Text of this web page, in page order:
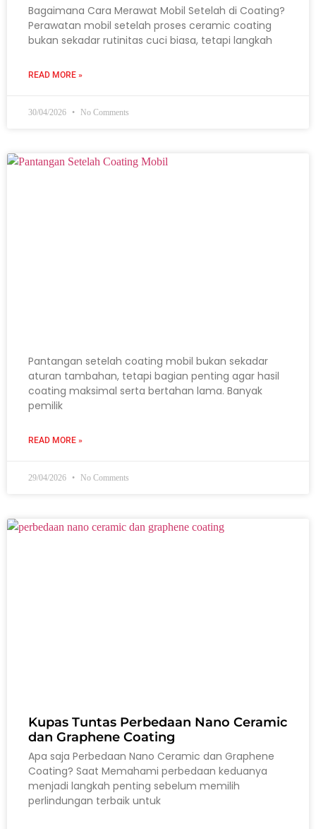
Bagaimana Cara Merawat Mobil Setelah di Coating?
Perawatan mobil setelah proses ceramic coating
bukan sekadar rutinitas cuci biasa, tetapi langkah
READ MORE »
30/04/2026 No Comments
Pantangan setelah coating mobil bukan sekadar
aturan tambahan, tetapi bagian penting agar hasil
coating maksimal serta bertahan lama. Banyak
pemilik
READ MORE »
29/04/2026 No Comments
Kupas Tuntas Perbedaan Nano Ceramic
dan Graphene Coating
Apa saja Perbedaan Nano Ceramic dan Graphene
Coating? Saat Memahami perbedaan keduanya
menjadi langkah penting sebelum memilih
perlindungan terbaik untuk